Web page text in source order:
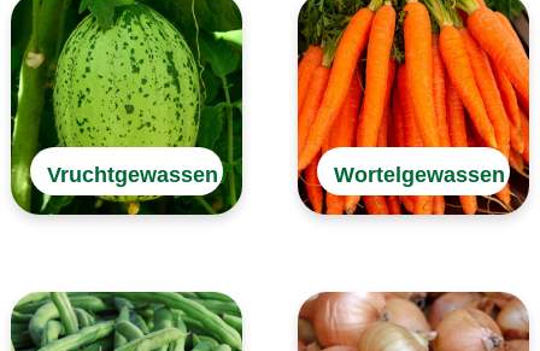
Vruchtgewassen Wortelgewassen